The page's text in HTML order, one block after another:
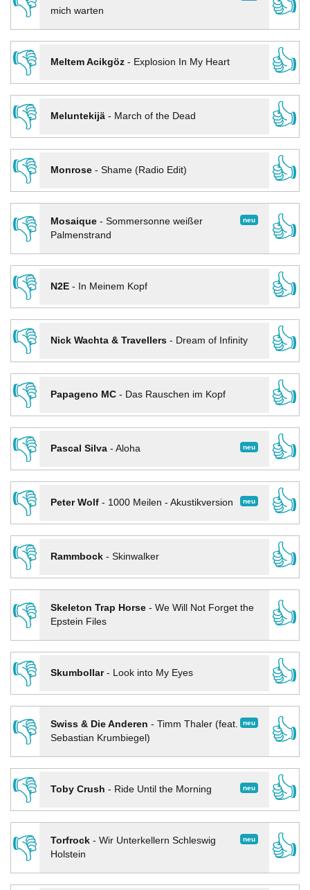
mich warten
👎
Meltem Acikgöz- Explosion In My Heart
👍
👎
Meluntekijä- March of the Dead
👍
👎
Monrose- Shame (Radio Edit)
👍
👎
neu
Mosaique- Sommersonne weißer
Palmenstrand
👍
👎
N2E- In Meinem Kopf
👍
👎
Nick Wachta & Travellers- Dream of Infinity
👍
👎
Papageno MC- Das Rauschen im Kopf
👍
👎
neu
Pascal Silva- Aloha
👍
👎
neu
Peter Wolf- 1000 Meilen - Akustikversion
👍
👎
Rammbock- Skinwalker
👍
👎
Skeleton Trap Horse- We Will Not Forget the
Epstein Files
👍
👎
Skumbollar- Look into My Eyes
👍
👎
neu
Swiss & Die Anderen - Timm Thaler (feat.
Sebastian Krumbiegel)
👍
👎
neu
Toby Crush - Ride Until the Morning
👍
👎
neu
Torfrock- Wir Unterkellern Schleswig
Holstein
👍